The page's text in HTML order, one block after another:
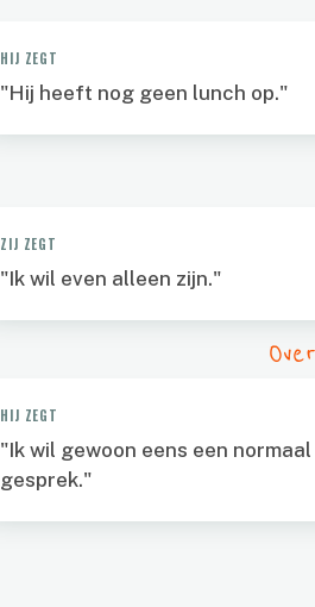
HIJ ZEGT
"Hij heeft nog geen lunch op."
ZIJ ZEGT
"Ik wil even alleen zijn."
HIJ ZEGT
"Ik wil gewoon eens een normaal
gesprek."